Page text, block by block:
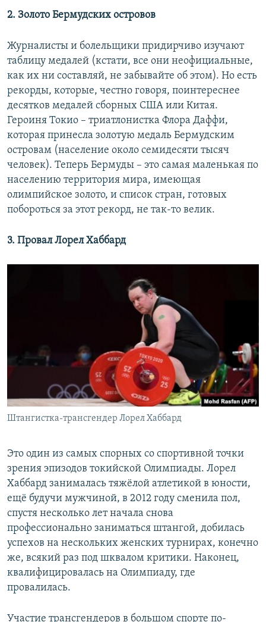
2. Золото Бермудских островов
Журналисты и болельщики придирчиво изучают
таблицу медалей (кстати, все они неофициальные,
как их ни составляй, не забывайте об этом). Но есть
рекорды, которые, честно говоря, поинтереснее
десятков медалей сборных США или Китая.
Героиня Токио – триатлонистка Флора Даффи,
которая принесла золотую медаль Бермудским
островам (население около семидесяти тысяч
человек). Теперь Бермуды – это самая маленькая по
населению территория мира, имеющая
олимпийское золото, и список стран, готовых
побороться за этот рекорд, не так-то велик.
3. Провал Лорел Хаббард
Штангистка-трансгендер Лорел Хаббард
Это один из самых спорных со спортивной точки
зрения эпизодов токийской Олимпиады. Лорел
Хаббард занималась тяжёлой атлетикой в юности,
ещё будучи мужчиной, в 2012 году сменила пол,
спустя несколько лет начала снова
профессионально заниматься штангой, добилась
успехов на нескольких женских турнирах, конечно
же, всякий раз под шквалом критики. Наконец,
квалифицировалась на Олимпиаду, где
провалилась.
Участие трансгендеров в большом спорте по-